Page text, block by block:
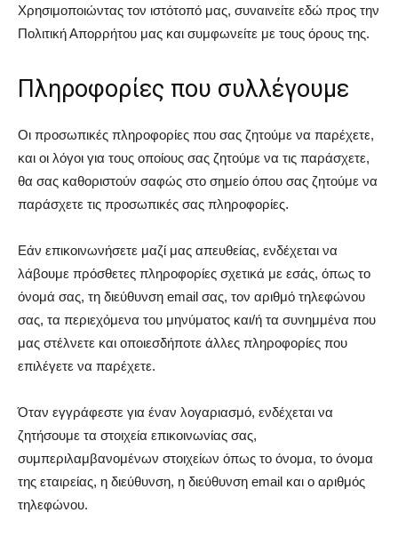
Χρησιμοποιώντας τον ιστότοπό μας, συναινείτε εδώ προς την
Πολιτική Απορρήτου μας και συμφωνείτε με τους όρους της.
Πληροφορίες που συλλέγουμε
Οι προσωπικές πληροφορίες που σας ζητούμε να παρέχετε,
και οι λόγοι για τους οποίους σας ζητούμε να τις παράσχετε,
θα σας καθοριστούν σαφώς στο σημείο όπου σας ζητούμε να
παράσχετε τις προσωπικές σας πληροφορίες.
Εάν επικοινωνήσετε μαζί μας απευθείας, ενδέχεται να
λάβουμε πρόσθετες πληροφορίες σχετικά με εσάς, όπως το
όνομά σας, τη διεύθυνση email σας, τον αριθμό τηλεφώνου
σας, τα περιεχόμενα του μηνύματος και/ή τα συνημμένα που
μας στέλνετε και οποιεσδήποτε άλλες πληροφορίες που
επιλέγετε να παρέχετε.
Όταν εγγράφεστε για έναν λογαριασμό, ενδέχεται να
ζητήσουμε τα στοιχεία επικοινωνίας σας,
συμπεριλαμβανομένων στοιχείων όπως το όνομα, το όνομα
της εταιρείας, η διεύθυνση, η διεύθυνση email και ο αριθμός
τηλεφώνου.